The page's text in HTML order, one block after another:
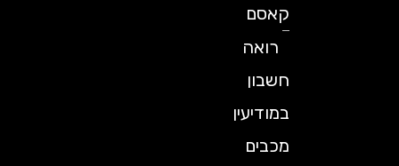
קאסם
רואה
חשבון
במודיעין
מכבים